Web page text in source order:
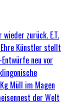
zurück. E.T.
Künstler stellt
neu vor
Müll im Magen
der Welt